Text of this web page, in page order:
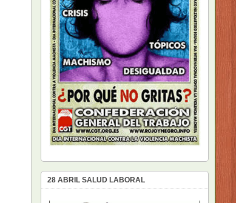
28 ABRIL SALUD LABORAL